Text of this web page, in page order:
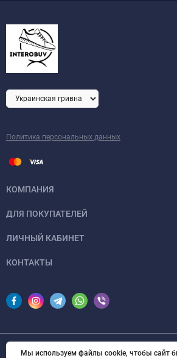
Политика персональных данных
КОМПАНИЯ
ДЛЯ ПОКУПАТЕЛЕЙ
ЛИЧНЫЙ КАБИНЕТ
КОНТАКТЫ
Мы используем файлы cookie, чтобы сайт